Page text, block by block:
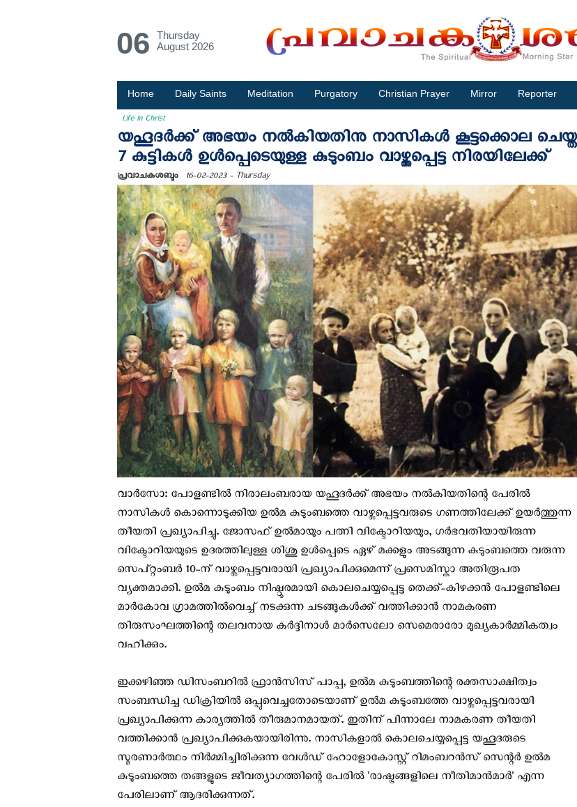
06
Thursday
August 2026
Home Daily Saints Meditation Purgatory Christian Prayer Mirror Reporter
Life In Christ
യഹൂദര്‍ക്ക് അഭയം നല്‍കിയതിനു നാസികള്‍ കൂട്ടക്കൊല ചെയ്ത
7 കുട്ടികള്‍ ഉള്‍പ്പെടെയുള്ള കുടുംബം വാഴ്ത്തപ്പെട്ട നിരയിലേക്ക്
പ്രവാചകശബ്ദം 16-02-2023 - Thursday
വാര്‍സോ: പോളണ്ടില്‍ നിരാലംബരായ യഹൂദര്‍ക്ക് അഭയം നല്‍കിയതിന്റെ പേരില്‍
നാസികള്‍ കൊന്നൊടുക്കിയ ഉല്‍മ കുടുംബത്തെ വാഴ്ത്തപ്പെട്ടവരുടെ ഗണത്തിലേക്ക് ഉയര്‍ത്തുന്ന
തീയതി പ്രഖ്യാപിച്ചു. ജോസഫ് ഉല്‍മായും പത്നി വിക്ടോറിയയും, ഗര്‍ഭവതിയായിരുന്ന
വിക്ടോറിയയുടെ ഉദരത്തിലുള്ള ശിശു ഉള്‍പ്പെടെ ഏഴ് മക്കളും അടങ്ങുന്ന കുടുംബത്തെ വരുന്ന
സെപ്റ്റംബര്‍ 10-ന് വാഴ്ത്തപ്പെട്ടവരായി പ്രഖ്യാപിക്കുമെന്ന് പ്രസെമിസ്കാ അതിരൂപത
വ്യക്തമാക്കി. ഉല്‍മ കുടുംബം നിഷ്ഠൂരമായി കൊലചെയ്യപ്പെട്ട തെക്ക്-കിഴക്കന്‍ പോളണ്ടിലെ
മാര്‍കോവ ഗ്രാമത്തില്‍വെച്ച് നടക്കുന്ന ചടങ്ങുകള്‍ക്ക് വത്തിക്കാന്‍ നാമകരണ
തിരുസംഘത്തിന്റെ തലവനായ കര്‍ദ്ദിനാള്‍ മാര്‍സെലോ സെമെരാരോ മുഖ്യകാര്‍മ്മികത്വം
വഹിക്കും.
ഇക്കഴിഞ്ഞ ഡിസംബറില്‍ ഫ്രാന്‍സിസ് പാപ്പ, ഉല്‍മ കുടുംബത്തിന്റെ രക്തസാക്ഷിത്വം
സംബന്ധിച്ച ഡിക്രിയില്‍ ഒപ്പുവെച്ചതോടെയാണ് ഉല്‍മ കുടുംബത്തേ വാഴ്ത്തപ്പെട്ടവരായി
പ്രഖ്യാപിക്കുന്ന കാര്യത്തില്‍ തീരുമാനമായത്. ഇതിന് പിന്നാലേ നാമകരണ തീയതി
വത്തിക്കാന്‍ പ്രഖ്യാപിക്കുകയായിരിന്നു. നാസികളാല്‍ കൊലചെയ്യപ്പെട്ട യഹൂദരുടെ
സ്മരണാര്‍ത്ഥം നിര്‍മ്മിച്ചിരിക്കുന്ന വേള്‍ഡ് ഹോളോകോസ്റ്റ് റിമംബറന്‍സ് സെന്റര്‍ ഉല്‍മ
കുടുംബത്തെ തങ്ങളുടെ ജീവത്യാഗത്തിന്റെ പേരില്‍ 'രാഷ്ട്രങ്ങളിലെ നീതിമാന്‍മാര്‍' എന്ന
പേരിലാണ് ആദരിക്കുന്നത്.